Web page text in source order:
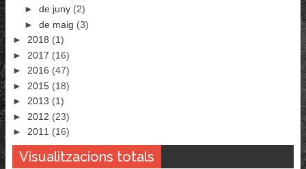
► de juny (2)
► de maig (3)
► 2018 (1)
► 2017 (16)
► 2016 (47)
► 2015 (18)
► 2013 (1)
► 2012 (23)
► 2011 (16)
Visualitzacions totals